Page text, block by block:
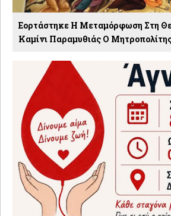
Εορτάστηκε Η Μεταμόρφωση Στη
Καμίνι Παραμυθιάς Ο